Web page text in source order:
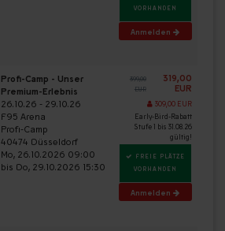
VORHANDEN
Anmelden
Profi-Camp - Unser
Premium-Erlebnis
26.10.26 - 29.10.26
F95 Arena
Profi-Camp
40474 Düsseldorf
Mo, 26.10.2026 09:00
bis Do, 29.10.2026 15:30
399,00
EUR
319,00
EUR
309,00 EUR
Early-Bird-Rabatt
Stufe 1 bis 31.08.26
gültig!
FREIE PLÄTZE
VORHANDEN
Anmelden